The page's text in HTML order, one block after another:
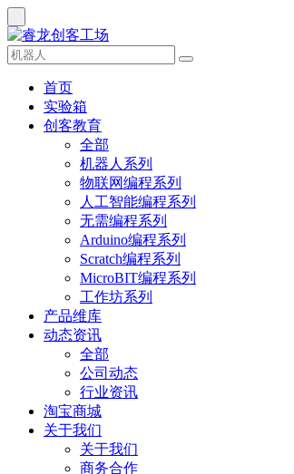
首页
实验箱
创客教育
全部
机器人系列
物联网编程系列
人工智能编程系列
无需编程系列
Arduino编程系列
Scratch编程系列
MicroBIT编程系列
工作坊系列
产品维库
动态资讯
全部
公司动态
行业资讯
淘宝商城
关于我们
关于我们
商务合作